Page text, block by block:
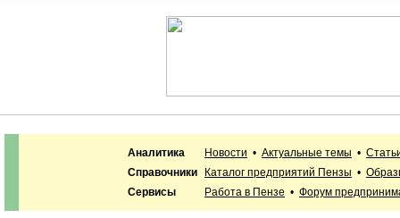
Аналитика Новости • Актуальные темы •
Справочники
Каталог предприятий Пензы •
Сервисы
Работа в Пензе • Форум